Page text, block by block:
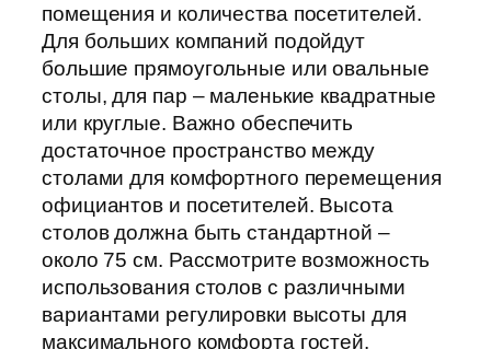
помещения и количества посетителей.
Для больших компаний подойдут
большие прямоугольные или овальные
столы, для пар – маленькие квадратные
или круглые. Важно обеспечить
достаточное пространство между
столами для комфортного перемещения
официантов и посетителей. Высота
столов должна быть стандартной –
около 75 см. Рассмотрите возможность
использования столов с различными
вариантами регулировки высоты для
максимального комфорта гостей.